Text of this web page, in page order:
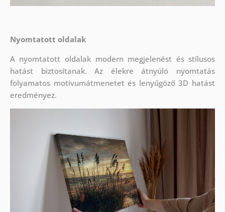
Nyomtatott oldalak
A nyomtatott oldalak modern megjelenést és stílusos
hatást biztosítanak. Az élekre átnyúló nyomtatás
folyamatos motívumátmenetet és lenyűgöző 3D hatást
eredményez.